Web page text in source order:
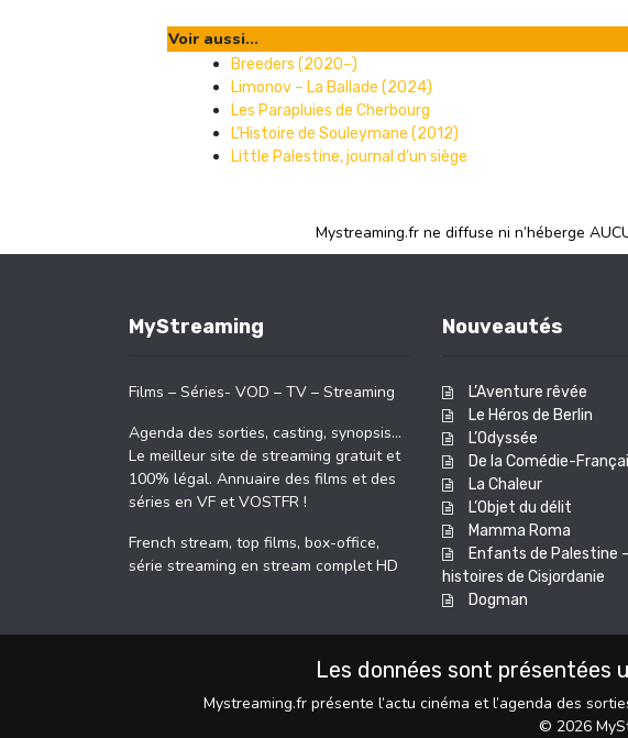
Voir aussi...
Breeders (2020–)
Limonov – La Ballade (2024)
Les Parapluies de Cherbourg
L’Histoire de Souleymane (2012)
Little Palestine, journal d’un siège
Mystreaming.fr ne diffuse ni n’héberge
MyStreaming
Films – Séries- VOD – TV – Streaming
Agenda des sorties, casting, synopsis…
Le meilleur site de streaming gratuit et
100% légal. Annuaire des films et des
séries en VF et VOSTFR !
French stream, top films, box-office,
série streaming en stream complet HD
Nouveautés
L’Aventure rêvée
Le Héros de Berlin
L’Odyssée
De la Comédie-
La Chaleur
L’Objet du délit
Mamma Roma
Enfants de Palestine
histoires de Cisjordanie
Dogman
Les données sont présentées
Mystreaming.fr présente l’actu cinéma et l’agenda des
© 2026